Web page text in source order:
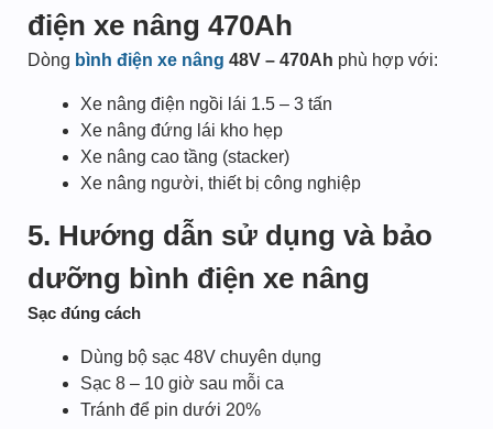
điện xe nâng 470Ah
Dòng bình điện xe nâng 48V – 470Ah phù hợp với:
Xe nâng điện ngồi lái 1.5 – 3 tấn
Xe nâng đứng lái kho hẹp
Xe nâng cao tầng (stacker)
Xe nâng người, thiết bị công nghiệp
5. Hướng dẫn sử dụng và bảo
dưỡng bình điện xe nâng
Sạc đúng cách
Dùng bộ sạc 48V chuyên dụng
Sạc 8 – 10 giờ sau mỗi ca
Tránh để pin dưới 20%